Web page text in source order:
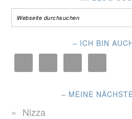
– ICH BIN
– MEINE
Nizza